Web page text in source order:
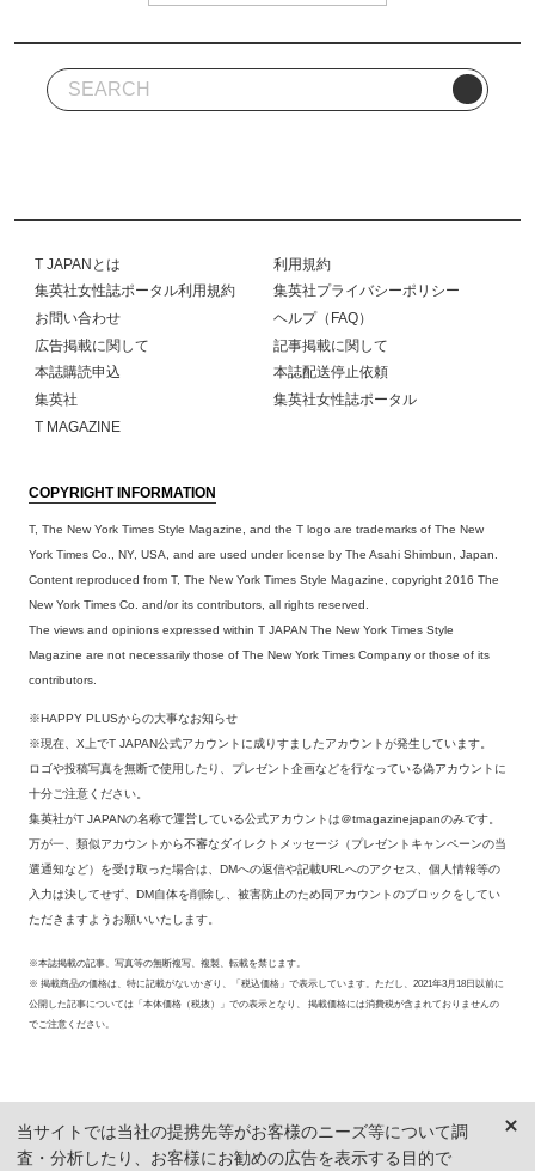
T JAPANとは
利用規約
集英社女性誌ポータル利用規約
集英社プライバシーポリシー
お問い合わせ
ヘルプ（FAQ）
広告掲載に関して
記事掲載に関して
本誌購読申込
本誌配送停止依頼
集英社
集英社女性誌ポータル
T MAGAZINE
COPYRIGHT INFORMATION
T, The New York Times Style Magazine, and the T logo are trademarks of The New
York Times Co., NY, USA, and are used under license by The Asahi Shimbun, Japan.
Content reproduced from T, The New York Times Style Magazine, copyright 2016 The
New York Times Co. and/or its contributors, all rights reserved.
The views and opinions expressed within T JAPAN The New York Times Style
Magazine are not necessarily those of The New York Times Company or those of its
contributors.
※HAPPY PLUSからの大事なお知らせ
※現在、X上でT JAPAN公式アカウントに成りすましたアカウントが発生しています。
ロゴや投稿写真を無断で使用したり、プレゼント企画などを行なっている偽アカウントに
十分ご注意ください。
集英社がT JAPANの名称で運営している公式アカウントは＠tmagazinejapanのみです。
万が一、類似アカウントから不審なダイレクトメッセージ（プレゼントキャンペーンの当
選通知など）を受け取った場合は、DMへの返信や記載URLへのアクセス、個人情報等の
入力は決してせず、DM自体を削除し、被害防止のため同アカウントのブロックをしてい
ただきますようお願いいたします。
※本誌掲載の記事、写真等の無断複写、複製、転載を禁じます。
※ 掲載商品の価格は、特に記載がないかぎり、「税込価格」で表示しています。ただし、2021年3月18日以前に
公開した記事については「本体価格（税抜）」での表示となり、 掲載価格には消費税が含まれておりませんの
でご注意ください。
当サイトでは当社の提携先等がお客様のニーズ等について調
査・分析したり、お客様にお勧めの広告を表示する目的で